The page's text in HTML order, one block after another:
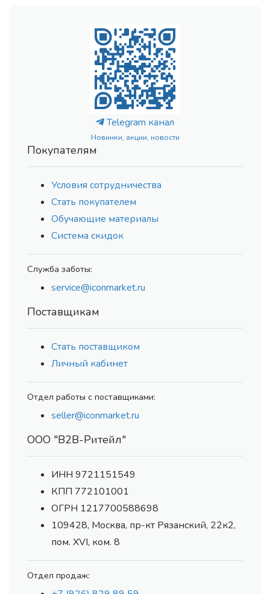
Telegram канал
Новинки, акции, новости
Покупателям
Условия сотрудничества
Стать покупателем
Обучающие материалы
Система скидок
Служба заботы:
service@iconmarket.ru
Поставщикам
Стать поставщиком
Личный кабинет
Отдел работы с поставщиками:
seller@iconmarket.ru
ООО "В2В-Ритейл"
ИНН 9721151549
КПП 772101001
ОГРН 1217700588698
109428, Москва, пр-кт Рязанский, 22к2,
пом. XVI, ком. 8
Отдел продаж: